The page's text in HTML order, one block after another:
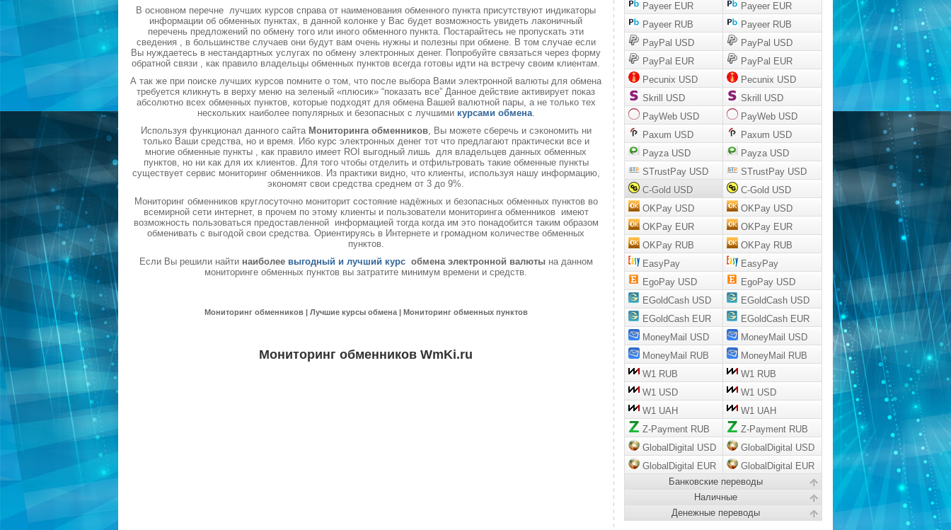
В основном перечне лучших курсов справа от наименования обменного пункта присутствуют индикаторы
информации об обменных пунктах, в данной колонке у Вас будет возможность увидеть лаконичный
перечень предложений по обмену того или иного обменного пункта. Постарайтесь не пропускать эти
сведения , в большинстве случаев они будут вам очень нужны и полезны при обмене. В том случае если
Вы нуждаетесь в нестандартных услугах по обмену электронных денег. Попробуйте связаться через форму
обратной связи , как правило владельцы обменных пунктов всегда готовы идти на встречу своим клиентам.
А так же при поиске лучших курсов помните о том, что после выбора Вами электронной валюты для обмена
требуется кликнуть в верху меню на зеленый «плюсик» “показать все” Данное действие активирует показ
абсолютно всех обменных пунктов, которые подходят для обмена Вашей валютной пары, а не только тех
нескольких наиболее популярных и безопасных с лучшими курсами обмена.
Используя функционал данного сайта Мониторинга обменников, Вы можете сберечь и сэкономить ни
только Ваши средства, но и время. Ибо курс электронных денег тот что предлагают практически все и
многие обменные пункты , как правило имеет ROI выгодный лишь для владельцев данных обменных
пунктов, но ни как для их клиентов. Для того чтобы отделить и отфильтровать такие обменные пункты
существует сервис мониторинг обменников. Из практики видно, что клиенты, используя нашу информацию,
экономят свои средства среднем от 3 до 9%.
Мониторинг обменников круглосуточно мониторит состояние надёжных и безопасных обменных пунктов во
всемирной сети интернет, в прочем по этому клиенты и пользователи мониторинга обменников имеют
возможность пользоваться предоставленной информацией тогда когда им это понадобится таким образом
обменивать с выгодой свои средства. Ориентируясь в Интернете и громадном количестве обменных
пунктов.
Если Вы решили найти наиболее выгодный и лучший курс обмена электронной валюты на данном
мониторинге обменных пунктов вы затратите минимум времени и средств.
Мониторинг обменников | Лучшие курсы обмена | Мониторинг обменных пунктов
Мониторинг обменников WmKi.ru
Payeer EUR
Payeer EUR
Payeer RUB
Payeer RUB
PayPal USD
PayPal USD
PayPal EUR
PayPal EUR
Pecunix USD
Pecunix USD
Skrill USD
Skrill USD
PayWeb USD
PayWeb USD
Paxum USD
Paxum USD
Payza USD
Payza USD
STrustPay USD
STrustPay USD
C-Gold USD
C-Gold USD
OKPay USD
OKPay USD
OKPay EUR
OKPay EUR
OKPay RUB
OKPay RUB
EasyPay
EasyPay
EgoPay USD
EgoPay USD
EGoldCash USD
EGoldCash USD
EGoldCash EUR
EGoldCash EUR
MoneyMail USD
MoneyMail USD
MoneyMail RUB
MoneyMail RUB
W1 RUB
W1 RUB
W1 USD
W1 USD
W1 UAH
W1 UAH
Z-Payment RUB
Z-Payment RUB
GlobalDigital USD
GlobalDigital USD
GlobalDigital EUR
GlobalDigital EUR
Банковские переводы
Наличные
Денежные переводы